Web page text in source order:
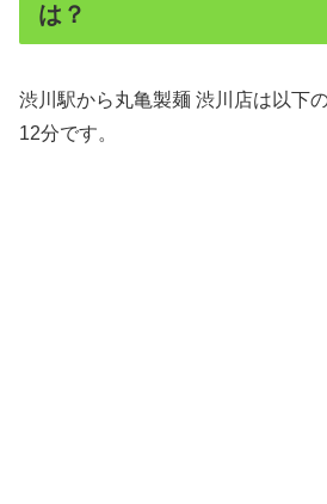
は？
渋川駅から丸亀製麺 渋川店は以下
12分です。